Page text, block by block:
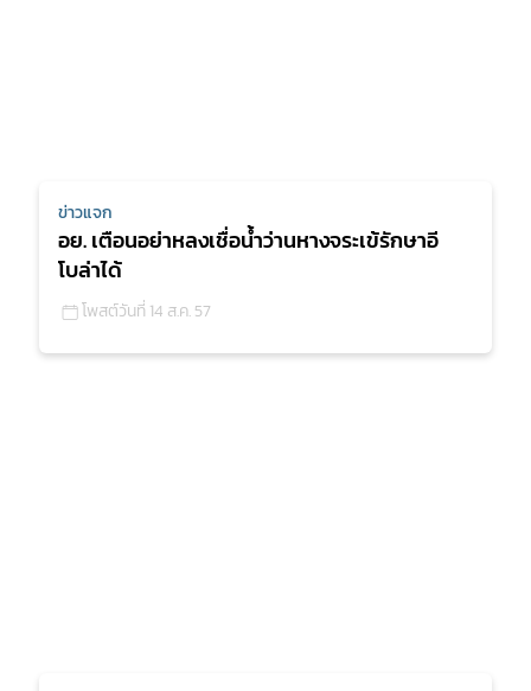
ข่าวแจก
อย. เตือนอย่าหลงเชื่อน้ำว่านหางจระเข้รักษาอี
โบล่าได้
โพสต์วันที่ 14 ส.ค. 57